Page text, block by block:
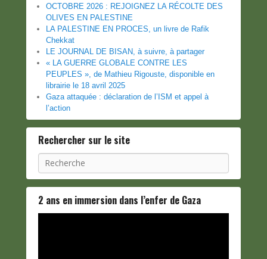
OCTOBRE 2026 : REJOIGNEZ LA RÉCOLTE DES
OLIVES EN PALESTINE
LA PALESTINE EN PROCES, un livre de Rafik
Chekkat
LE JOURNAL DE BISAN, à suivre, à partager
« LA GUERRE GLOBALE CONTRE LES
PEUPLES », de Mathieu Rigouste, disponible en
librairie le 18 avril 2025
Gaza attaquée : déclaration de l’ISM et appel à
l’action
Rechercher sur le site
Recherche
2 ans en immersion dans l’enfer de Gaza